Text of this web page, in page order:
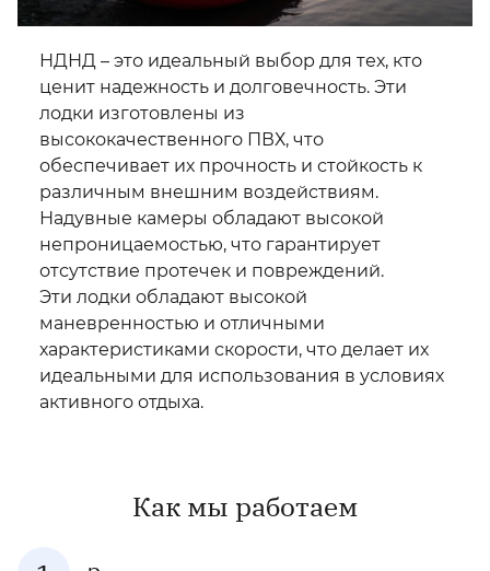
НДНД – это идеальный выбор для тех, кто
ценит надежность и долговечность. Эти
лодки изготовлены из
высококачественного ПВХ, что
обеспечивает их прочность и стойкость к
различным внешним воздействиям.
Надувные камеры обладают высокой
непроницаемостью, что гарантирует
отсутствие протечек и повреждений.
Эти лодки обладают высокой
маневренностью и отличными
характеристиками скорости, что делает их
идеальными для использования в условиях
активного отдыха.
Как мы работаем